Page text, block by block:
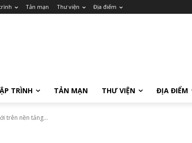
Tản mạn Thư viện Địa điểm
TRÌNH TẢN MẠN THƯ VIỆN ĐỊA ĐIỂM
trên nền tảng...